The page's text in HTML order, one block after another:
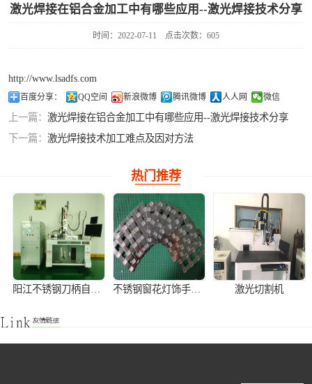
激光焊接在铝合金加工中有哪些应用--激光焊接技术分享
时间：2022-07-11 点击次数：605
http://www.lsadfs.com
百度分享： QQ空间 新浪微博 腾讯微博 人人网 微信
上一篇： 激光焊接在铝合金加工中有哪些应用--激光焊接技术分享
下一篇： 激光焊接技术加工难点及因对方法
热门推荐
阳江不锈钢刀柄自动激光焊接机 不锈钢窗花灯饰手持式激光焊接机 激光切割机
铝合金激光焊接
紫铜产品激光焊